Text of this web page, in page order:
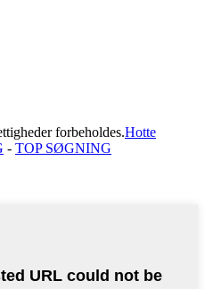
forbeholdes.Hotte
- TOP SØGNING